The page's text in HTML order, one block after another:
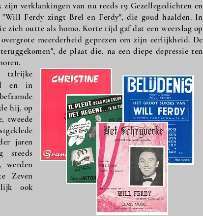
verklankingen van nu reeds 19 Gezellegedichten en
Ferdy zingt Brel en Ferdy", die goud haalden. In
zich outte als homo. Korte tijd gaf dat een weerslag op
meerderheid geprezen om zijn eerlijkheid. De
de plaat die, na een diepe depressie ten
talrijke
en in
hij, op
tweede
jaren
steeds
werden
Zeven
ook